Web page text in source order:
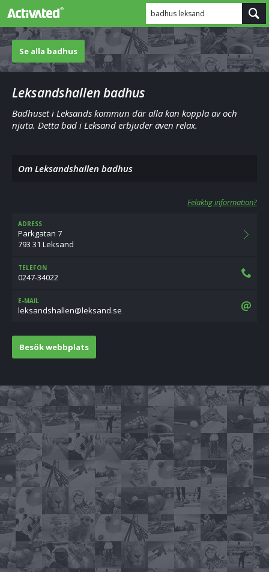
badhus leksand
Se alla badhus
Leksandshallen badhus
Badhuset i Leksands kommun där alla kan koppla av och
njuta. Detta bad i Leksand erbjuder även relax.
Om Leksandshallen badhus
Felaktig information?
ADRESS
Parkgatan 7
793 31 Leksand
TELEFON
0247-34022
E-MAIL
es.dnaskel@nellahsdnaskel
Besök webbplats